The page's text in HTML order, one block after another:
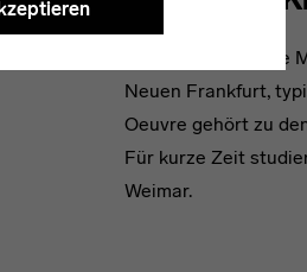
Klapp- und faltbare
Neuen Frankfurt,
Oeuvre gehört zu
Für kurze Zeit
Weimar.